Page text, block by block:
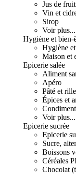
Jus de
Vin et
Sirop
Voir plus...
Hygiène et bien-
Hygiène
Maison et
Epicerie salée
Aliment
Apéro
Pâté et
Épices et
Voir plus...
Epicerie sucrée
Epicerie
Sucre,
Boissons
Céréales
Chocolat